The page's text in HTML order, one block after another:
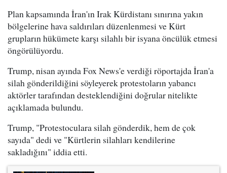
Plan kapsamında İran'ın Irak Kürdistanı sınırına yakın
bölgelerine hava saldırıları düzenlenmesi ve Kürt
grupların hükümete karşı silahlı bir isyana öncülük etmesi
öngörülüyordu.
Trump, nisan ayında Fox News'e verdiği röportajda İran'a
silah gönderildiğini söyleyerek protestoların yabancı
aktörler tarafından desteklendiğini doğrular nitelikte
açıklamada bulundu.
Trump, "Protestoculara silah gönderdik, hem de çok
sayıda" dedi ve "Kürtlerin silahları kendilerine
sakladığını" iddia etti.